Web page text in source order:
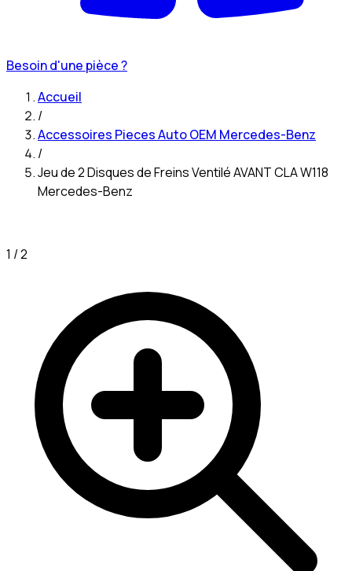
Besoin d'une pièce ?
Accueil
/
Accessoires Pieces Auto OEM Mercedes-Benz
/
Jeu de 2 Disques de Freins Ventilé AVANT CLA W118
Mercedes-Benz
1 /2